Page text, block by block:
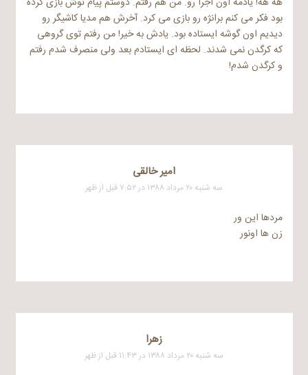
بود فکر می کنم برانژه رو بازی می کرد. آخرش هم مدیا کاشیگر رو
دیدیم اون گوشه ایستاده بود. یادش به خیر! من رفتم توی گروهی
که کرگدن نمی شدند. لحظه ای ایستادم بعد ولی منصرف شدم رفتم
و کرگدن شدم!
امیر خالقی
سه شنبه ۲۰ مرداد ۱۳۸۸ در ۷:۵۲ قبل از ظهر
مردها این ور
زن ها اونور
زهرا
سه شنبه ۲۰ مرداد ۱۳۸۸ در ۱۱:۴۳ قبل از ظهر